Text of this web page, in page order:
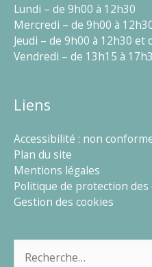
Lundi – de 9h00 à 12h30
Mercredi – de 9h00 à
Jeudi – de 9h00 à 12h30 et
Vendredi – de 13h15 à
Liens
Accessibilité : non
Plan du site
Mentions légales
Politique de protection des
Gestion des cookies